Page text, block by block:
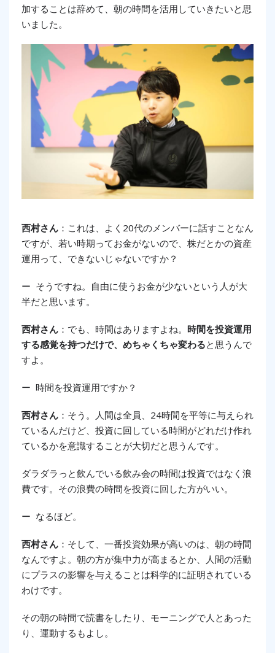
加することは辞めて、朝の時間を活用していきたいと思
いました。
西村さん ：これは、よく20代のメンバーに話すことなん
ですが、若い時期ってお金がないので、株だとかの資産
運用って、できないじゃないですか？
ー そうですね。自由に使うお金が少ないという人が大
半だと思います。
西村さん ：でも、時間はありますよね。 時間を投資運用
する感覚を持つだけで、めちゃくちゃ変わると思うんで
すよ。
ー 時間を投資運用ですか？
西村さん ：そう。人間は全員、24時間を平等に与えられ
ているんだけど、投資に回している時間がどれだけ作れ
ているかを意識することが大切だと思うんです。
ダラダラっと飲んでいる飲み会の時間は投資ではなく浪
費です。その浪費の時間を投資に回した方がいい。
ー なるほど。
西村さん ：そして、一番投資効果が高いのは、朝の時間
なんですよ。朝の方が集中力が高まるとか、人間の活動
にプラスの影響を与えることは科学的に証明されている
わけです。
その朝の時間で読書をしたり、モーニングで人とあった
り、運動するもよし。